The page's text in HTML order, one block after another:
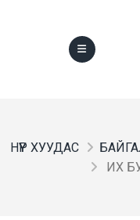
НҮҮР ХУУДАС
ИХ